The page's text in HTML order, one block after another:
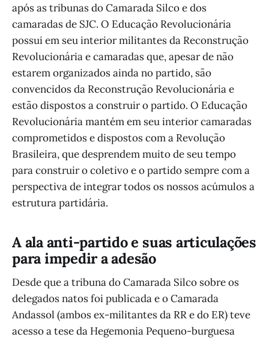
após as tribunas do Camarada Silco e dos
camaradas de SJC. O Educação Revolucionária
possui em seu interior militantes da Reconstrução
Revolucionária e camaradas que, apesar de não
estarem organizados ainda no partido, são
convencidos da Reconstrução Revolucionária e
estão dispostos a construir o partido. O Educação
Revolucionária mantém em seu interior camaradas
comprometidos e dispostos com a Revolução
Brasileira, que desprendem muito de seu tempo
para construir o coletivo e o partido sempre com a
perspectiva de integrar todos os nossos acúmulos a
estrutura partidária.
A ala anti-partido e suas articulações
para impedir a adesão
Desde que a tribuna do Camarada Silco sobre os
delegados natos foi publicada e o Camarada
Andassol (ambos ex-militantes da RR e do ER) teve
acesso a tese da Hegemonia Pequeno-burguesa